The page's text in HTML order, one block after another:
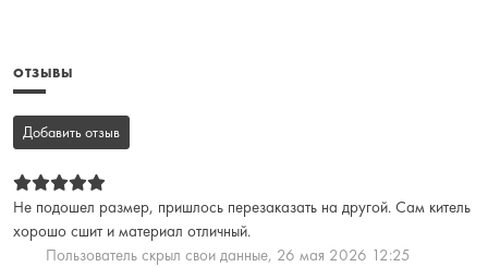
ОТЗЫВЫ
Добавить отзыв
Не подошел размер, пришлось перезаказать на другой. Сам китель
хорошо сшит и материал отличный.
Пользователь скрыл свои данные, 26 мая 2026 12:25